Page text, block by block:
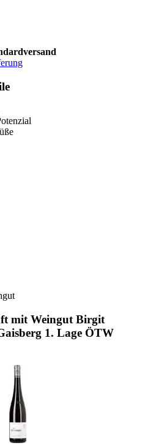
mit Weingut Birgit
1. Lage ÖTW